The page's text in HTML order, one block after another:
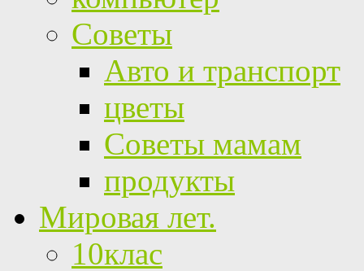
Советы
Авто и транспорт
цветы
Советы мамам
продукты
Мировая лет.
10клас